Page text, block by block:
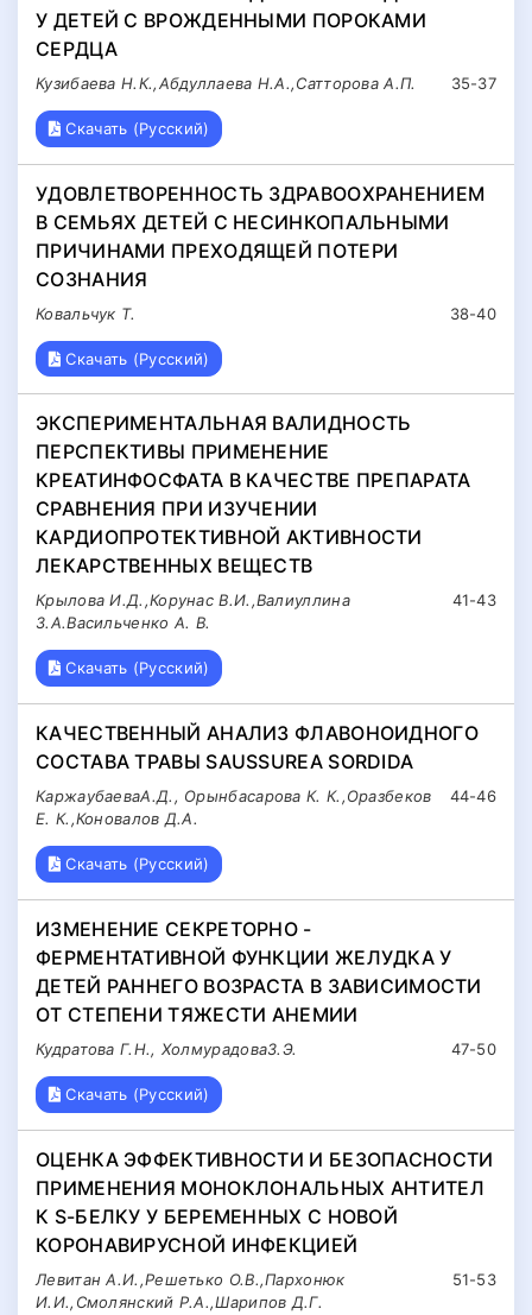
У ДЕТЕЙ С ВРОЖДЕННЫМИ ПОРОКАМИ
СЕРДЦА
35-37
Кузибаева Н.К.,Абдуллаева Н.А.,Сатторова А.П.
Скачать (Русский)
УДОВЛЕТВОРЕННОСТЬ ЗДРАВООХРАНЕНИЕМ
В СЕМЬЯХ ДЕТЕЙ С НЕСИНКОПАЛЬНЫМИ
ПРИЧИНАМИ ПРЕХОДЯЩЕЙ ПОТЕРИ
СОЗНАНИЯ
38-40
Ковальчук Т.
Скачать (Русский)
ЭКСПЕРИМЕНТАЛЬНАЯ ВАЛИДНОСТЬ
ПЕРСПЕКТИВЫ ПРИМЕНЕНИЕ
КРЕАТИНФОСФАТА В КАЧЕСТВЕ ПРЕПАРАТА
СРАВНЕНИЯ ПРИ ИЗУЧЕНИИ
КАРДИОПРОТЕКТИВНОЙ АКТИВНОСТИ
ЛЕКАРСТВЕННЫХ ВЕЩЕСТВ
41-43
Крылова И.Д.,Корунас В.И.,Валиуллина
З.А.Васильченко А. В.
Скачать (Русский)
КАЧЕСТВЕННЫЙ АНАЛИЗ ФЛАВОНОИДНОГО
СОСТАВА ТРАВЫ SAUSSUREA SORDIDA
44-46
КаржаубаеваА.Д., Орынбасарова К. К.,Оразбеков
Е. К.,Коновалов Д.А.
Скачать (Русский)
ИЗМЕНЕНИЕ СЕКРЕТОРНО -
ФЕРМЕНТАТИВНОЙ ФУНКЦИИ ЖЕЛУДКА У
ДЕТЕЙ РАННЕГО ВОЗРАСТА В ЗАВИСИМОСТИ
ОТ СТЕПЕНИ ТЯЖЕСТИ АНЕМИИ
47-50
Кудратова Г.Н., ХолмурадоваЗ.Э.
Скачать (Русский)
ОЦЕНКА ЭФФЕКТИВНОСТИ И БЕЗОПАСНОСТИ
ПРИМЕНЕНИЯ МОНОКЛОНАЛЬНЫХ АНТИТЕЛ
К S-БЕЛКУ У БЕРЕМЕННЫХ С НОВОЙ
КОРОНАВИРУСНОЙ ИНФЕКЦИЕЙ
51-53
Левитан А.И.,Решетько О.В.,Пархонюк
И.И.,Смолянский Р.А.,Шарипов Д.Г.